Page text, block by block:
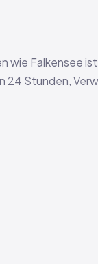
wie Falkensee
24 Stunden,